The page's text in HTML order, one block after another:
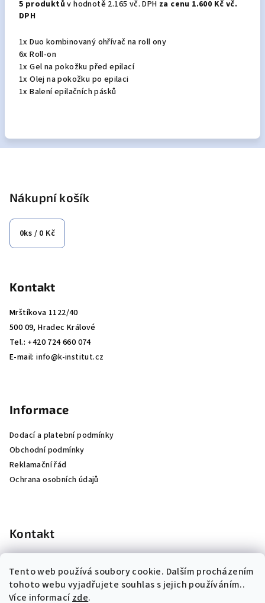
Tento web používá soubory cookie. Dalším procházením
tohoto webu vyjadřujete souhlas s jejich používáním..
Více informacízde.
5 produktův hodnotě 2.165 vč. DPH za cenu 1.600 Kč vč.
DPH
1x Duo kombinovaný ohřívač na roll ony
6x Roll-on
1x Gel na pokožku před epilací
1x Olej na pokožku po epilaci
1x Balení epilačních pásků
Nákupní košík
0ks / 0 Kč
Kontakt
Mrštíkova 1122/40
500 09, Hradec Králové
Tel.: +420 724 660 074
E-mail:info@k-institut.cz
Informace
Dodací a platební podmínky
Obchodní podmínky
Reklamační řád
Ochrana osobních údajů
Kontakt
724 660 074